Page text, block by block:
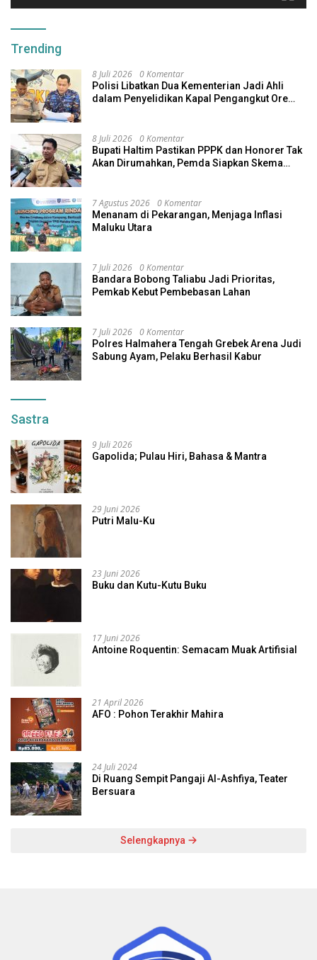
Trending
8 Juli 2026 0 Komentar
Polisi Libatkan Dua Kementerian Jadi Ahli
dalam Penyelidikan Kapal Pengangkut Ore
8 Juli 2026 0 Komentar
Bupati Haltim Pastikan PPPK dan Honorer Tak
Akan Dirumahkan, Pemda Siapkan Skema
7 Agustus 2026 0 Komentar
Menanam di Pekarangan, Menjaga Inflasi
Maluku Utara
7 Juli 2026 0 Komentar
Bandara Bobong Taliabu Jadi Prioritas,
Pemkab Kebut Pembebasan Lahan
7 Juli 2026 0 Komentar
Polres Halmahera Tengah Grebek Arena Judi
Sabung Ayam, Pelaku Berhasil Kabur
Sastra
9 Juli 2026
Gapolida; Pulau Hiri, Bahasa & Mantra
29 Juni 2026
Putri Malu-Ku
23 Juni 2026
Buku dan Kutu-Kutu Buku
17 Juni 2026
Antoine Roquentin: Semacam Muak Artifisial
21 April 2026
AFO : Pohon Terakhir Mahira
24 Juli 2024
Di Ruang Sempit Pangaji Al-Ashfiya, Teater
Bersuara
Selengkapnya